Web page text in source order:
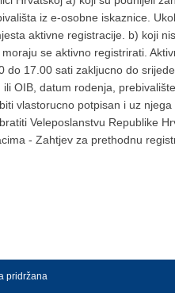
iz e-osobne iskaznice.
aktivne registracije. b) koji
se aktivno registrirati.
17.00 sati zakljucno do
OIB, datum rodenja,
vlastorucno potpisan i uz
Veleposlanstvu Republike
- Zahtjev za prethodnu
pridržana